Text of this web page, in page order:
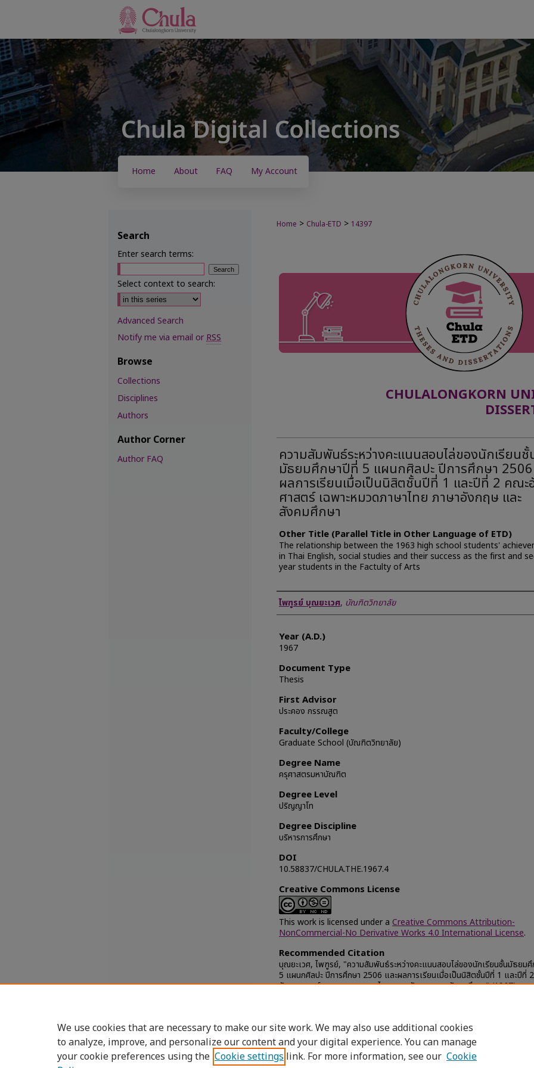
Home About FAQ My Account
Home > Chula-ETD > 14397
CHULALONGKORN
ความสัมพันธ์ระหว่างคะแนนสอบไล่ของนักเรียนชั้
มัธยมศึกษาปีที่ 5 แผนกศิลปะ ปีการศึกษา 2506
ผลการเรียนเมื่อเป็นนิสิตชั้นปีที่ 1 และปีที่ 2 คณะ
ศาสตร์ เฉพาะหมวดภาษาไทย ภาษาอังกฤษ และ
สังคมศึกษา
Other Title (Parallel Title in Other Language of ETD)
The relationship between the 1963 high school students'
in Thai English, social studies and their success as the first and
year students in the Factulty of Arts
Author
ไพฑูรย์ บุณยะเวศ, บัณฑิตวิทยาลัย
Year (A.D.)
1967
Document Type
Thesis
First Advisor
ประคอง กรรณสูต
Faculty/College
Graduate School (บัณฑิตวิทยาลัย)
Degree Name
ครุศาสตรมหาบัณฑิต
Degree Level
ปริญญาโท
Degree Discipline
บริหารการศึกษา
DOI
10.58837/CHULA.THE.1967.4
Creative Commons License
This work is licensed under a Creative Commons Attribution-
NonCommercial-No Derivative Works 4.0 International License.
Recommended Citation
บุณยะเวศ, ไพฑูรย์, "ความสัมพันธ์ระหว่างคะแนนสอบไล่ของนักเรียนชั้นมัธยม
5 แผนกศิลปะ ปีการศึกษา 2506 และผลการเรียนเมื่อเป็นนิสิตชั้นปีที่ 1 และปีที่
อักษรศาสตร์ เฉพาะหมวดภาษาไทย ภาษาอังกฤษ และสังคมศึกษา" (1967).
Search
Enter search terms:
Select context to search:
Advanced Search
Notify me via email or RSS
Browse
Collections
Disciplines
Authors
Author Corner
Author FAQ
We use cookies that are necessary to make our site work. We may also use additional cookies
to analyze, improve, and personalize our content and your digital experience. You can manage
your cookie preferences using the Cookie settings link. For more information, see our Cookie